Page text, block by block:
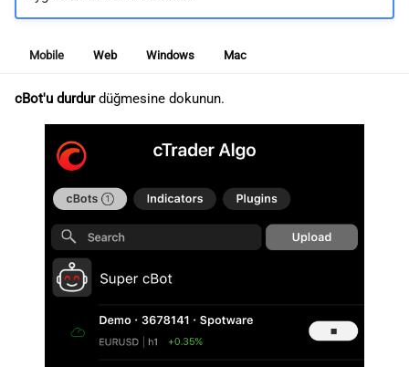
Mobile Web Windows Mac
cBot'u durdurdüğmesine dokunun.